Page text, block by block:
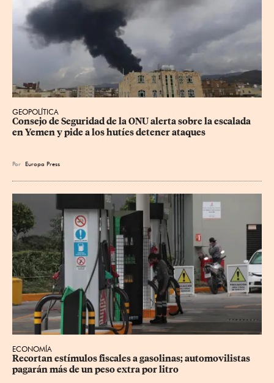
GEOPOLÍTICA
Consejo de Seguridad de la ONU alerta sobre la escalada
en Yemen y pide a los hutíes detener ataques
Por Europa Press
ECONOMÍA
Recortan estímulos fiscales a gasolinas; automovilistas
pagarán más de un peso extra por litro